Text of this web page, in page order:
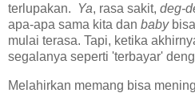
terlupakan.
Ya, rasa sakit, deg-
apa-apa sama kita dan baby
mulai terasa. Tapi, ketika
segalanya seperti 'terbayar'
Melahirkan memang bisa